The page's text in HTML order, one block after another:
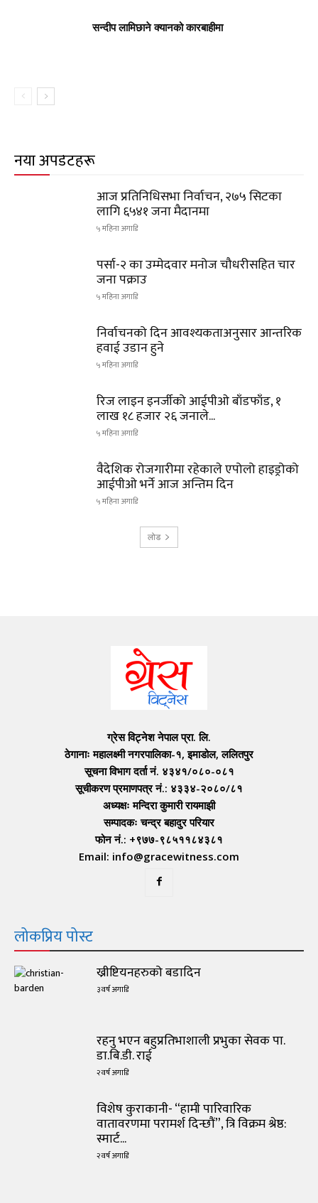
सन्दीप लामिछाने क्यानको कारबाहीमा
नयाँ अपडेटहरू
आज प्रतिनिधिसभा निर्वाचन, २७५ सिटका
लागि ६५४१ जना मैदानमा
५ महिना अगाडि
पर्सा-२ का उम्मेदवार मनोज चौधरीसहित चार
जना पक्राउ
५ महिना अगाडि
निर्वाचनको दिन आवश्यकताअनुसार आन्तरिक
हवाई उडान हुने
५ महिना अगाडि
रिज लाइन इनर्जीको आईपीओ बाँडफाँड, १
लाख १८ हजार २६ जनाले...
५ महिना अगाडि
वैदेशिक रोजगारीमा रहेकाले एपोलो हाइड्रोको
आईपीओ भर्ने आज अन्तिम दिन
५ महिना अगाडि
लोड
ग्रेस विट्नेश नेपाल प्रा. लि.
ठेगानाः महालक्ष्मी नगरपालिका-१, इमाडोल, ललितपुर
सूचना विभाग दर्ता नं. ४३४१/०८०-०८१
सूचीकरण प्रमाणपत्र नं.: ४३३४-२०८०/८१
अध्यक्षः मन्दिरा कुमारी रायमाझी
सम्पादकः चन्द्र बहादुर परियार
फोन नं.: +९७७-९८५११८४३८१
Email: info@gracewitness.com
लोकप्रिय पोस्ट
ख्रीष्टियनहरुको बडादिन
३ वर्ष अगाडि
रहनु भएन बहुप्रतिभाशाली प्रभुका सेवक पा.
डा.बि.डी. राई
२ वर्ष अगाडि
विशेष कुराकानी- “हामी पारिवारिक
वातावरणमा परामर्श दिन्छौं”, त्रि विक्रम श्रेष्ठ:
स्मार्ट...
२ वर्ष अगाडि